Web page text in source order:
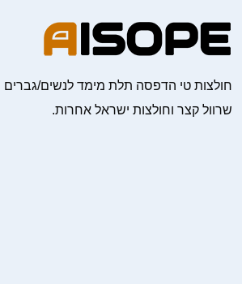
חולצות טי הדפסה תלת מימד לנשים/גברים
שרוול קצר וחולצות ישראל אחרות.